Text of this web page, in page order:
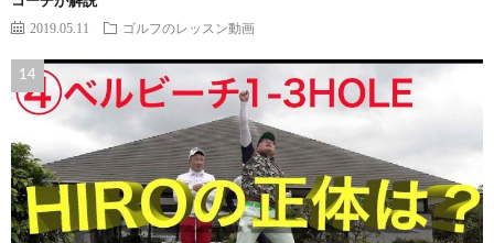
2019.05.11 ゴルフのレッスン動画